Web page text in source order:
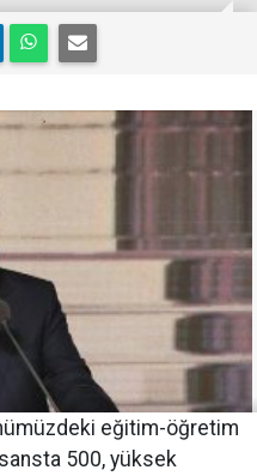
eğitim-öğretim
500, yüksek